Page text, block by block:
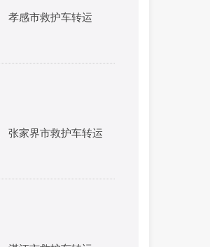
孝感市救护车转运
张家界市救护车转运